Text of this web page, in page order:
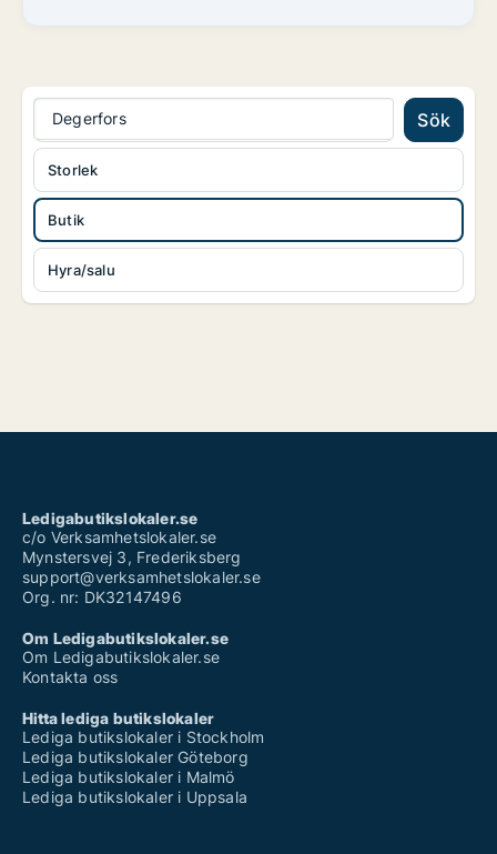
Degerfors Sök
Butik
Hyra/salu
Storlek
Ledigabutikslokaler.se
c/o Verksamhetslokaler.se
Mynstersvej 3, Frederiksberg
support@verksamhetslokaler.se
Org. nr: DK32147496
Om Ledigabutikslokaler.se
Om Ledigabutikslokaler.se
Kontakta oss
Hitta lediga butikslokaler
Lediga butikslokaler i Stockholm
Lediga butikslokaler Göteborg
Lediga butikslokaler i Malmö
Lediga butikslokaler i Uppsala